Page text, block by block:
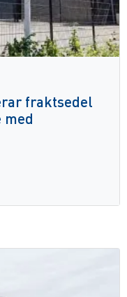
fraktsedel